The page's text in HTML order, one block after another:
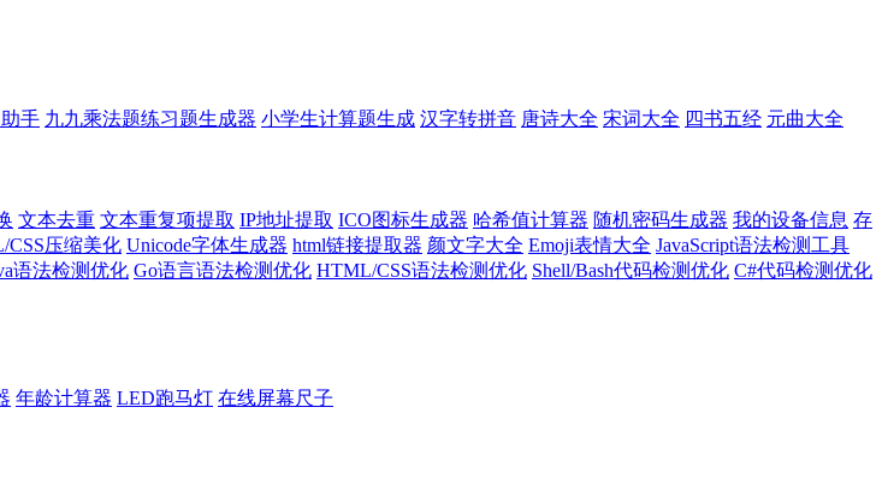
手 九九乘法题练习题生成器 小学生计算题生成 汉字转拼音 唐诗大全 宋词大全 四书五经 元曲大全
文本去重 文本重复项提取 IP地址提取 ICO图标生成器 哈希值计算器 随机密码生成器 我的设备信息 存
CSS压缩美化 Unicode字体生成器 html链接提取器 颜文字大全 Emoji表情大全 JavaScript语法检测工具
语法检测优化 Go语言语法检测优化 HTML/CSS语法检测优化 Shell/Bash代码检测优化 C#代码检测优化
年龄计算器 LED跑马灯 在线屏幕尺子